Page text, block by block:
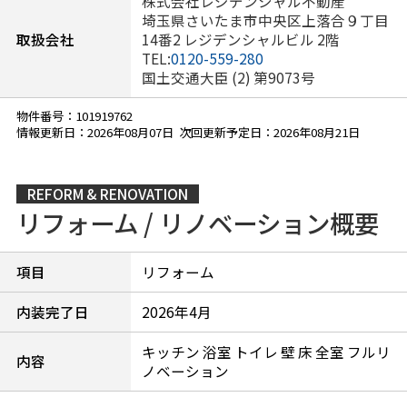
取扱会社
埼玉県さいたま市中央区上落合９丁目
14番2 レジデンシャルビル 2階
TEL:0120-559-280
国土交通大臣 (2) 第9073号
物件番号：101919762
情報更新日：2026年08月07日 次回更新予定日：2026年08月21日
REFORM & RENOVATION
リフォーム / リノベーション概要
項目
リフォーム
内装完了日
2026年4月
内容
キッチン 浴室 トイレ 壁 床 全室 フルリ
ノベーション